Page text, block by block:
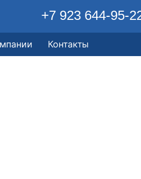
+7 923 644-95-
Контакты